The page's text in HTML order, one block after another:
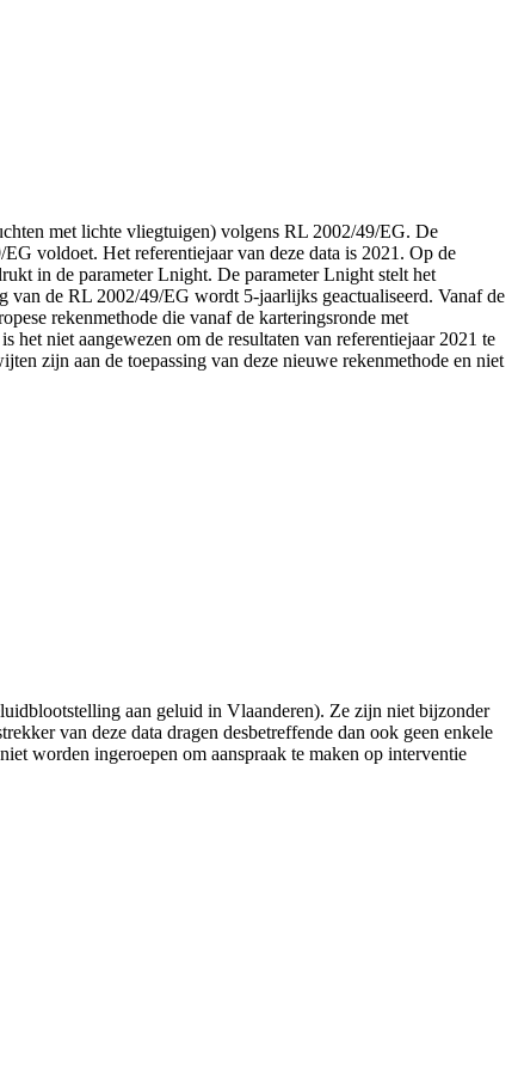
met lichte vliegtuigen) volgens RL 2002/49/EG. De
voldoet. Het referentiejaar van deze data is 2021. Op de
in de parameter Lnight. De parameter Lnight stelt het
van de RL 2002/49/EG wordt 5-jaarlijks geactualiseerd. Vanaf de
rekenmethode die vanaf de karteringsronde met
het niet aangewezen om de resultaten van referentiejaar 2021 te
zijn aan de toepassing van deze nieuwe rekenmethode en niet
aan geluid in Vlaanderen). Ze zijn niet bijzonder
van deze data dragen desbetreffende dan ook geen enkele
worden ingeroepen om aanspraak te maken op interventie